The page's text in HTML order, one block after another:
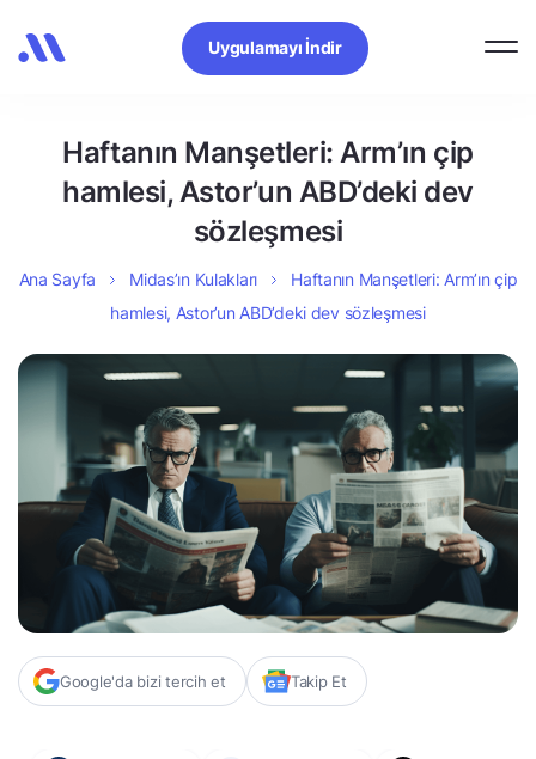
Uygulamayı İndir
Haftanın Manşetleri: Arm’ın çip
hamlesi, Astor’un ABD’deki dev
sözleşmesi
Ana Sayfa Midas’ın Kulakları
Haftanın Manşetleri: Arm’ın çip
hamlesi, Astor’un ABD’deki dev sözleşmesi
Google'da bizi tercih et Takip Et